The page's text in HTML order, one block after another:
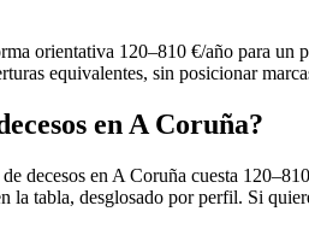
orientativa 120–810 €/año para
equivalentes, sin posicionar
en A Coruña?
decesos en A Coruña cuesta
la tabla, desglosado por perfil. Si